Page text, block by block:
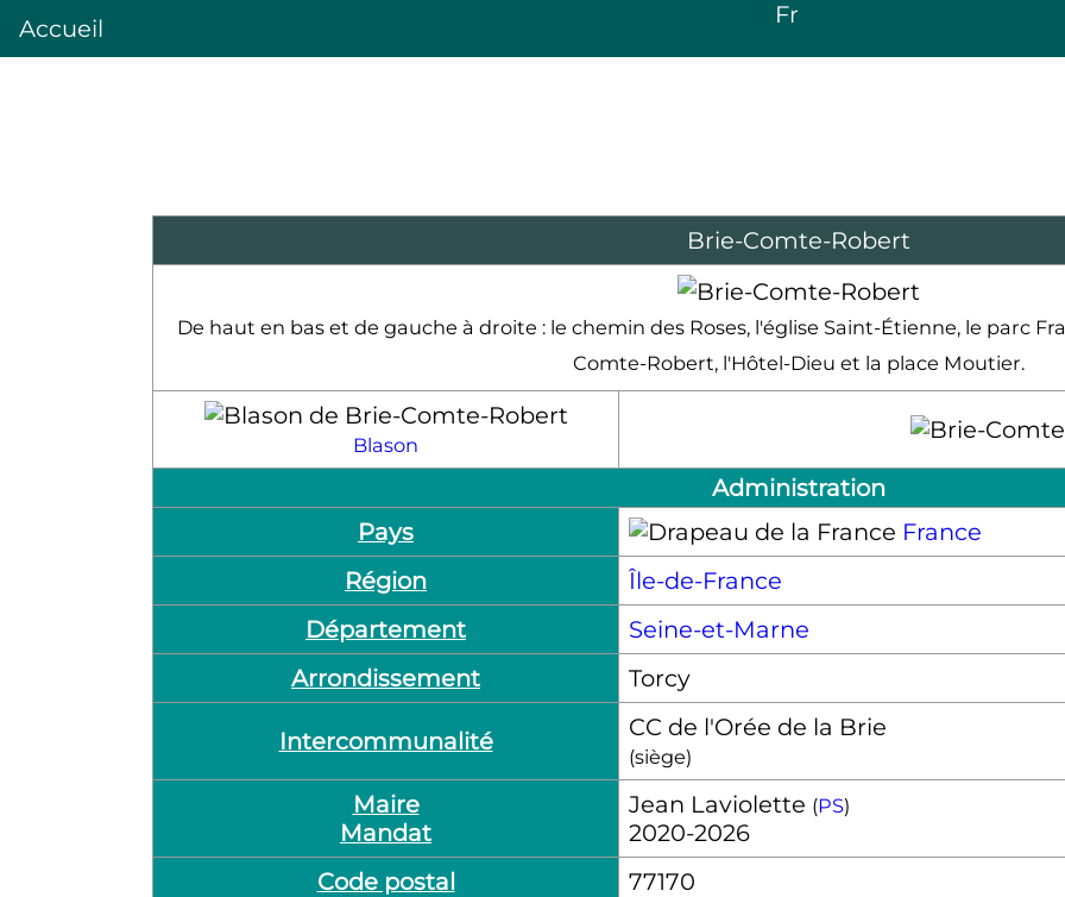
Accueil Fr
Brie-Comte-Robert
De haut en bas et de gauche à droite : le chemin des Roses, l'église Saint-Étienne, le parc
Comte-Robert, l'Hôtel-Dieu et la place Moutier.
Blason
Administration
Pays
France
Région
Île-de-France
Département
Seine-et-Marne
Arrondissement
Torcy
Intercommunalité CC de l'Orée de la Brie
(siège)
Maire
Mandat
Jean Laviolette (PS)
2020-2026
Code postal
77170